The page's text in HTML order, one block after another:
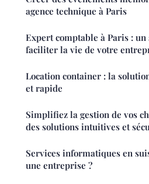
agence technique à Paris
Expert comptable à Paris :
faciliter la vie de votre
Location container : la
et rapide
Simplifiez la gestion de vos
des solutions intuitives et
Services informatiques en
une entreprise ?